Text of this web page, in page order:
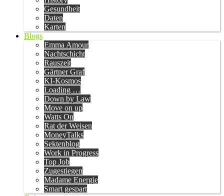
Gesundheit
Daten
Karten
Blogs
Emma Amour
Nachtschicht
Rauszeit
Gärtner Graf
KI-Kosmos
Loading …
Down by Law
Move on up
Watts On
Rat der Weisen
MoneyTalks
Sektenblog
Work in Progress
Top Job
Zugestiegen
Madame Energie
Smart gespart